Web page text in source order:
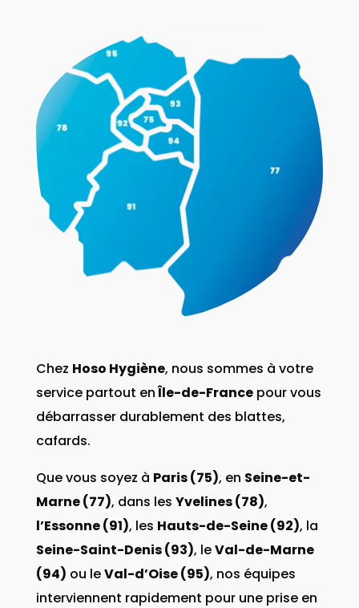
Chez Hoso Hygiène, nous sommes à votre
service partout enÎle-de-Francepour vous
débarrasser durablement des blattes,
cafards.
Que vous soyez à Paris (75), en Seine-et-
Marne (77), dans les Yvelines (78),
l’Essonne (91), les Hauts-de-Seine (92), la
Seine-Saint-Denis (93), leVal-de-Marne
(94) ou leVal-d’Oise (95), nos équipes
interviennent rapidement pour une prise en